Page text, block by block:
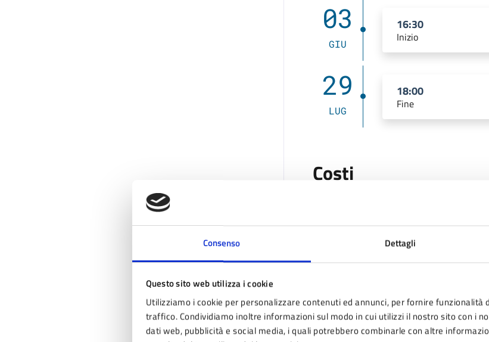
Consenso Dettagli
Questo sito web utilizza i cookie
Utilizziamo i cookie per personalizzare contenuti ed annunci, per fornire funzionalità
traffico. Condividiamo inoltre informazioni sul modo in cui utilizzi il nostro sito con i
dati web, pubblicità e social media, i quali potrebbero combinarle con altre
03
GIU
16:30
Inizio
29
LUG
18:00
Fine
Costi
Allegati
Passeggiate Consapevoli Coi